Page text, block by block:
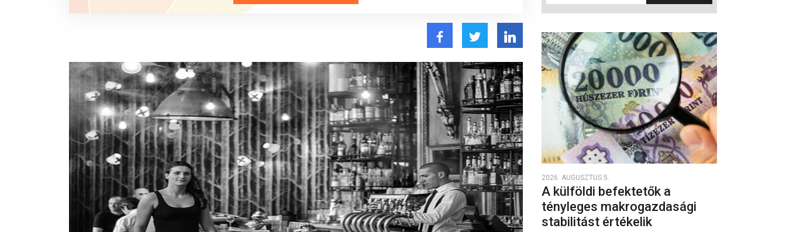
2026. AUGUSZTUS 5.
A külföldi befektetők a
tényleges makrogazdasági
stabilitást értékelik